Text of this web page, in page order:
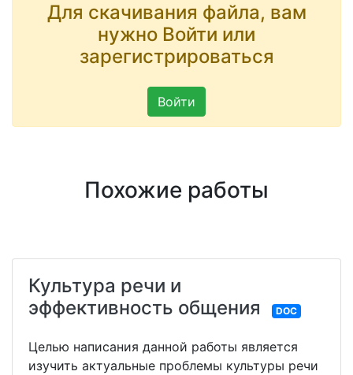
Для скачивания файла, вам
нужно Войти или
зарегистрироваться
Войти
Похожие работы
Культура речи и
эффективность общения
DOC
Целью написания данной работы является
изучить актуальные проблемы культуры речи